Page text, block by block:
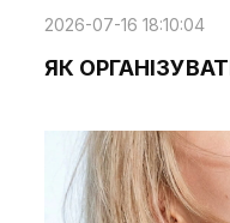
2026-07-16 18:10:04
ЯК